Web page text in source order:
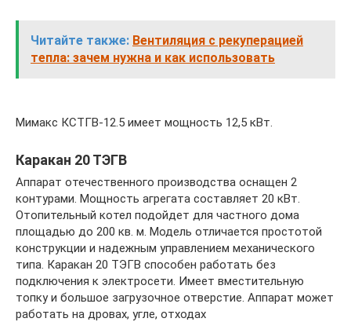
Читайте также: Вентиляция с рекуперацией
тепла: зачем нужна и как использовать
Мимакс КСТГВ-12.5 имеет мощность 12,5 кВт.
Каракан 20 ТЭГВ
Аппарат отечественного производства оснащен 2
контурами. Мощность агрегата составляет 20 кВт.
Отопительный котел подойдет для частного дома
площадью до 200 кв. м. Модель отличается простотой
конструкции и надежным управлением механического
типа. Каракан 20 ТЭГВ способен работать без
подключения к электросети. Имеет вместительную
топку и большое загрузочное отверстие. Аппарат может
работать на дровах, угле, отходах